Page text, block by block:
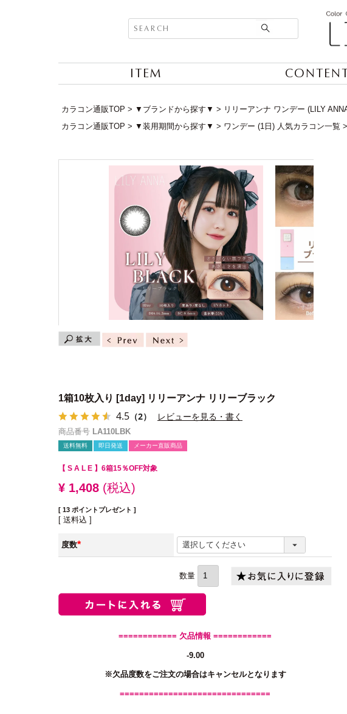
ITEM
カラコン通販TOP ▼ブランドから探す▼ リリーアンナ ワンデー (LILY
カラコン通販TOP
▼装用期間から探す▼ ワンデー (1日) 人気カラコン一覧
1箱10枚入り [1day] リリーアンナ リリーブラック
4.5 （2） レビューを見る・書く
商品番号 LA110LBK
送料無料 即日発送 メーカー直販商品
【 S A L E 】 6箱15％OFF対象
¥ 1,408 税込
[ 13 ポイントプレゼント ]
送料込
度数
(必
============ 欠品情報 ============
-9.00
※欠品度数をご注文の場合はキャンセルとなります
===============================